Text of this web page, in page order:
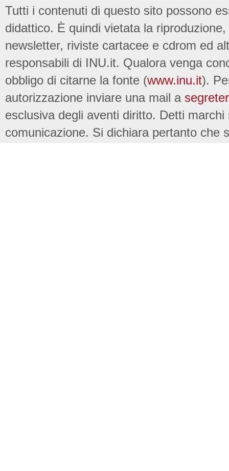
Tutti i contenuti di questo sito possono
didattico. È quindi vietata la
newsletter, riviste cartacee e cdrom ed
responsabili di INU.it. Qualora venga
obbligo di citarne la fonte (www.inu.it).
autorizzazione inviare una mail a
esclusiva degli aventi diritto. Detti
comunicazione. Si dichiara pertanto che